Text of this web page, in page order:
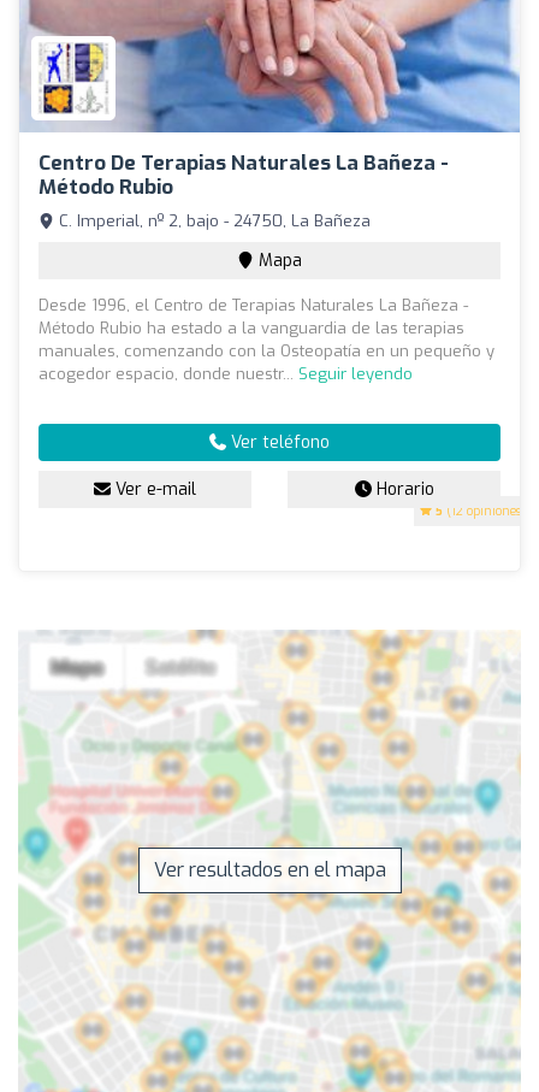
Centro De Terapias Naturales La Bañeza -
Método Rubio
5 (12 opiniones)
C. Imperial, nº 2, bajo - 24750, La Bañeza
Mapa
Desde 1996, el Centro de Terapias Naturales La Bañeza -
Método Rubio ha estado a la vanguardia de las terapias
manuales, comenzando con la Osteopatía en un pequeño y
acogedor espacio, donde nuestr... Seguir leyendo
Ver teléfono
Ver e-mail Horario
Ver resultados en el mapa